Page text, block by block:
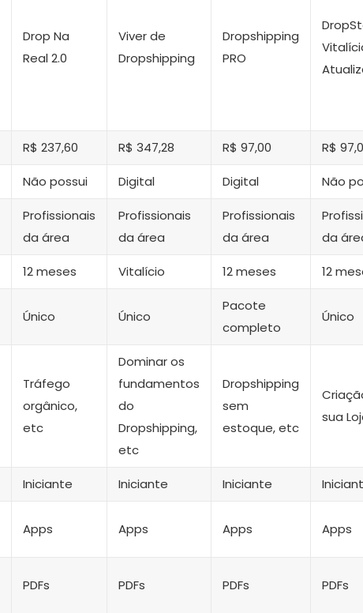
Drop Na
Real 2.0
Viver de
Dropshipping
Dropshipping
PRO
R$ 237,60 R$ 347,28 R$ 97,00 R$
Não possui Digital Digital Não
Profissionais
da área
Profissionais
da área
Profissionais
da área
da
12 meses Vitalício 12 meses 12
Único Único
Pacote
completo
Único
Tráfego
orgânico,
etc
Dominar os
fundamentos
do
Dropshipping,
etc
Dropshipping
sem
estoque, etc
sua
Iniciante Iniciante Iniciante
Apps Apps Apps Apps
PDFs PDFs PDFs PDFs